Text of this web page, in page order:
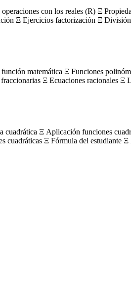
con los reales (R) Ξ
Ξ Ejercicios factorización Ξ
matemática Ξ Funciones
Ξ Ecuaciones racionales
Ξ Aplicación funciones
cuadráticas Ξ Fórmula del